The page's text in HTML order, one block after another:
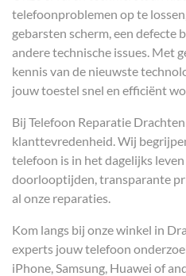
telefoonproblemen op te
gebarsten scherm, een defecte
andere technische issues. Met
kennis van de nieuwste
jouw toestel snel en efficiënt
Bij Telefoon Reparatie
klanttevredenheid. Wij
telefoon is in het dagelijks
doorlooptijden, transparante
al onze reparaties.
Kom langs bij onze winkel in
experts jouw telefoon
iPhone, Samsung, Huawei of